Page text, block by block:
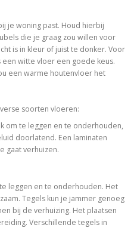
je woning past. Houd hierbij
die je graag zou willen voor
is in kleur of juist te donker. Voor
witte vloer een goede keus.
een warme houtenvloer het
soorten vloeren:
om te leggen en te onderhouden,
doorlatend. Een laminaten
gaat verhuizen.
leggen en te onderhouden. Het
Tegels kun je jammer genoeg
bij de verhuizing. Het plaatsen
Verschillende tegels in